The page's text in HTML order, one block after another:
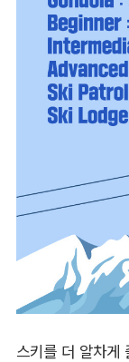
스키를 더 알차게